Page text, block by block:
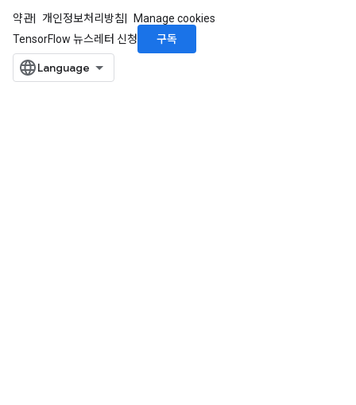
약관 개인정보처리방침
Manage cookies
TensorFlow 뉴스레터 신청
구독